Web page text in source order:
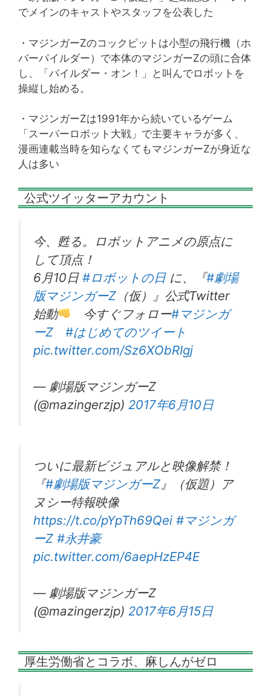
でメインのキャストやスタッフを公表した
・マジンガーZのコックピットは小型の飛行機（ホ
バーパイルダー）で本体のマジンガーZの頭に合体
し、「パイルダー・オン！」と叫んでロボットを
操縦し始める。
・マジンガーZは1991年から続いているゲーム
「スーパーロボット大戦」で主要キャラが多く、
漫画連載当時を知らなくてもマジンガーZが身近な
人は多い
公式ツイッターアカウント
今、甦る。ロボットアニメの原点に
して頂点！
6月10日 #ロボットの日に、『#劇場
版マジンガーZ （仮）』公式Twitter
始動
今すぐフォロー#マジンガ
ーZ
#はじめてのツイート
pic.twitter.com/Sz6XObRIgj
— 劇場版マジンガーZ
(@mazingerzjp) 2017年6月10日
ついに最新ビジュアルと映像解禁！
『#劇場版マジンガーZ 』（仮題）ア
ヌシー特報映像
https://t.co/pYpTh69Qei #マジンガ
ーZ #永井豪
pic.twitter.com/6aepHzEP4E
— 劇場版マジンガーZ
(@mazingerzjp) 2017年6月15日
厚生労働省とコラボ、麻しんがゼロ